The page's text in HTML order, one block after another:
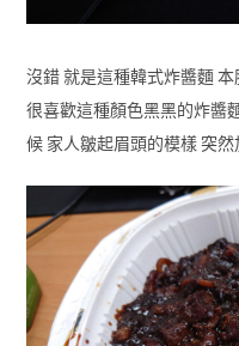
沒錯 就是這種韓式炸醬麵
很喜歡這種顏色黑黑的炸醬
候 家人皺起眉頭的模樣 突